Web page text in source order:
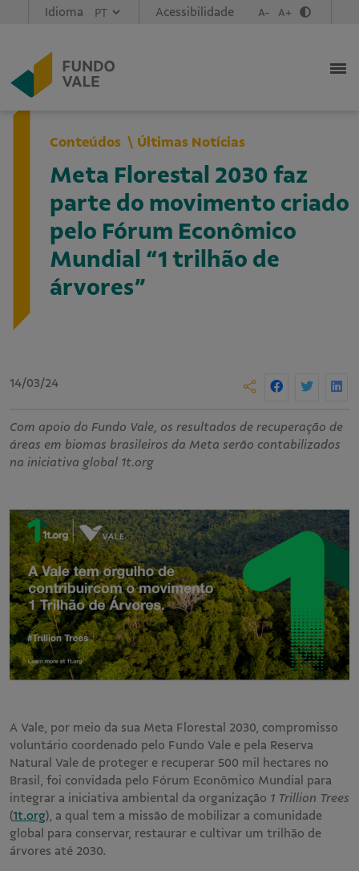
Idioma Acessibilidade A- A+
Conteúdos Últimas Notícias
Meta Florestal 2030 faz
parte do movimento criado
pelo Fórum Econômico
Mundial “1 trilhão de
árvores”
14/03/24
Com apoio do Fundo Vale, os resultados de recuperação de
áreas em biomas brasileiros da Meta serão contabilizados
na iniciativa global 1t.org
A Vale, por meio da sua Meta Florestal 2030, compromisso
voluntário coordenado pelo Fundo Vale e pela Reserva
Natural Vale de proteger e recuperar 500 mil hectares no
Brasil, foi convidada pelo Fórum Econômico Mundial para
integrar a iniciativa ambiental da organização 1 Trillion Trees
(1t.org), a qual tem a missão de mobilizar a comunidade
global para conservar, restaurar e cultivar um trilhão de
árvores até 2030.